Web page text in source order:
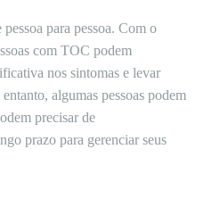
para pessoa. Com o
com TOC podem
nos sintomas e levar
algumas pessoas podem
precisar de
prazo para gerenciar seus